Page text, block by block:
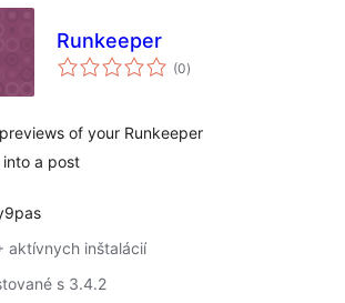
Runkeeper
(0celkové
hodnotenie
)
of your Runkeeper
a post
aktívnych inštalácií
s 3.4.2